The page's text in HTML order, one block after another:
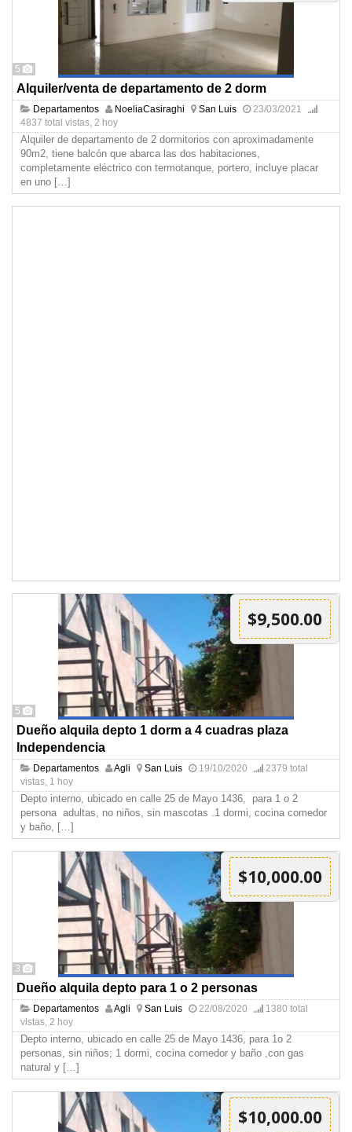
5
Alquiler/venta de departamento de 2 dorm
Departamentos NoeliaCasiraghi San Luis
23/03/2021
4837 total vistas, 2 hoy
Alquiler de departamento de 2 dormitorios con aproximadamente
90m2, tiene balcón que abarca las dos habitaciones,
completamente eléctrico con termotanque, portero, incluye placar
en uno […]
5
$9,500.00
Dueño alquila depto 1 dorm a 4 cuadras plaza
Independencia
Departamentos Agli San Luis 19/10/2020
2379 total
vistas, 1 hoy
Depto interno, ubicado en calle 25 de Mayo 1436, para 1 o 2
persona adultas, no niños, sin mascotas .1 dormi, cocina comedor
y baño, […]
3
$10,000.00
Dueño alquila depto para 1 o 2 personas
Departamentos Agli San Luis 22/08/2020
1380 total
vistas, 2 hoy
Depto interno, ubicado en calle 25 de Mayo 1436, para 1o 2
personas, sin niños; 1 dormi, cocina comedor y baño ,con gas
natural y […]
$10,000.00